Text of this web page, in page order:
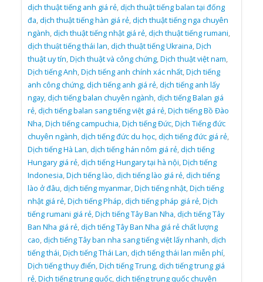
dịch thuật tiếng anh giá rẻ,dịch thuật tiếng balan tại đống
đa,dịch thuật tiếng hàn giá rẻ,dịch thuật tiếng nga chuyên
ngành,dịch thuật tiếng nhật giá rẻ,dịch thuật tiếng rumani,
dịch thuật tiếng thái lan,dịch thuật tiếng Ukraina,Dịch
thuật uy tín,Dịch thuật và công chứng,Dịch thuật việt nam,
Dịch tiếng Anh,Dịch tiếng anh chính xác nhất,Dịch tiếng
anh công chứng,dịch tiếng anh giá rẻ,dịch tiếng anh lấy
ngay,dịch tiếng balan chuyên ngành,dịch tiếng Balan giá
rẻ,dịch tiếng balan sang tiếng việt giá rẻ,Dịch tiếng Bồ Đào
Nha,Dịch tiếng campuchia,Dịch tiếng Đức,Dịch Tiếng đức
chuyên ngành,dịch tiếng đức du học,dịch tiếng đức giá rẻ,
Dịch tiếng Hà Lan,dịch tiếng hán nôm giá rẻ,dịch tiếng
Hungary giá rẻ,dịch tiếng Hungary tại hà nội,Dịch tiếng
Indonesia,Dịch tiếng lào,dịch tiếng lào giá rẻ,dịch tiếng
lào ở đâu,dịch tiếng myanmar,Dịch tiếng nhật,Dịch tiếng
nhật giá rẻ,Dịch tiếng Pháp,dịch tiếng pháp giá rẻ,Dịch
tiếng rumani giá rẻ,Dịch tiếng Tây Ban Nha,dịch tiếng Tây
Ban Nha giá rẻ,dịch tiếng Tây Ban Nha giá rẻ chất lượng
cao,dịch tiếng Tây ban nha sang tiếng việt lấy nhanh,dịch
tiếng thái,Dịch tiếng Thái Lan,dịch tiếng thái lan miễn phí,
Dịch tiếng thụy điển,Dịch tiếng Trung,dịch tiếng trung giá
rẻ,Dịch tiếng trung quốc,dịch tiếng trung quốc chuyên